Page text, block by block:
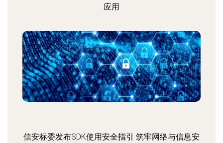
应用
信安标委发布SDK使用安全指引 筑牢网络与信息安